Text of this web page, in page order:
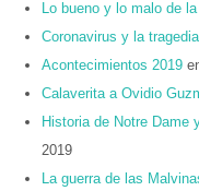
Lo bueno y lo malo de
Coronavirus y la
Acontecimientos 2019
Calaverita a Ovidio
Historia de Notre Dame
2019
La guerra de las